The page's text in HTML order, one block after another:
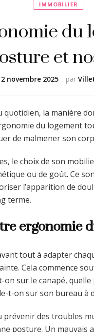
IMMOBILIER
etpar
2 novembre 2025
quotidien, la manière
du logement
de malmener son
le choix de son
ou de goût. Ce
l’apparition de
terme.
ergonomie
tout à adapter
Cela commence
on sur le canapé,
t-on sur son bureau à
des troubles
posture. Un mauvais